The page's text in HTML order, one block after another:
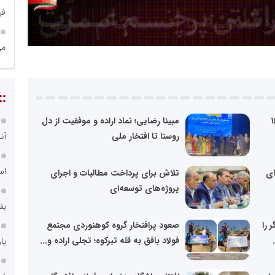
۱۶۴
مبینا رضایی؛ نماد اراده و موفقیت از دل
روستا تا افتخار ملی
تلاش برای پرداخت مطالبات و اجرای
پروژه‌های توسعه‌ای
را
صعود پرافتخار گروه کوهنوردی مجتمع
فولاد بافق به قله تبرکوه؛ تجلی اراده و...